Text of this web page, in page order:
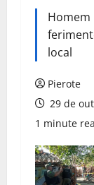
Homem
local
Pierote
29 de
1 minute